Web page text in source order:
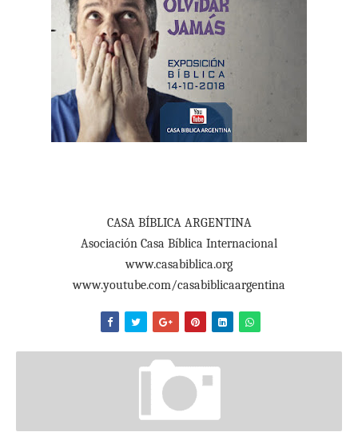
CASA BÍBLICA ARGENTINA
Asociación Casa Bíblica Internacional
www.casabiblica.org
www.youtube.com/casabiblicaargentina